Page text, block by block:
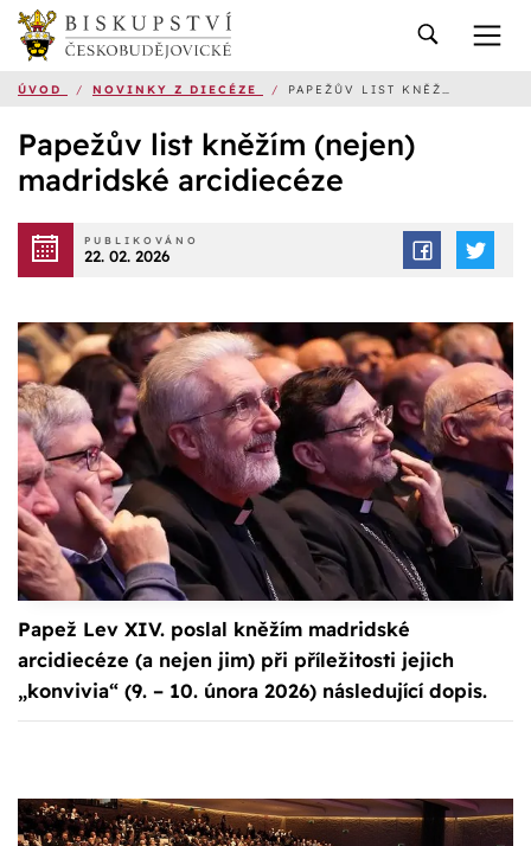
ÚVOD / NOVINKY Z DIECÉZE /
Papežův list kněžím (nejen)
madridské arcidiecéze
PUBLIKOVÁNO
22. 02. 2026
Papež Lev XIV. poslal kněžím madridské
arcidiecéze (a nejen jim) při příležitosti jejich
„konvivia“ (9. – 10. února 2026) následující dopis.